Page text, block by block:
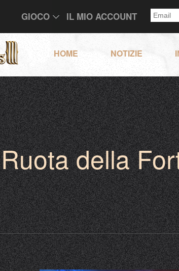
GIOCO IL MIO ACCOUNT
HOME NOTIZIE
Ruota della